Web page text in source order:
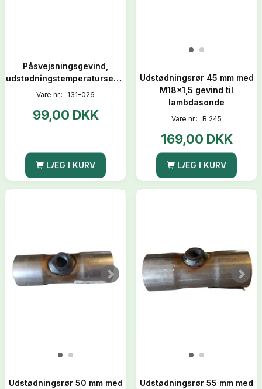
Påsvejsningsgevind,
udstødningstemperatursensor
Vare nr.: 131-026
99,00 DKK
LÆG I KURV
Udstødningsrør 45 mm med
M18x1,5 gevind til
lambdasonde
Vare nr.: R.245
169,00 DKK
LÆG I KURV
Udstødningsrør 50 mm med
Udstødningsrør 55 mm med